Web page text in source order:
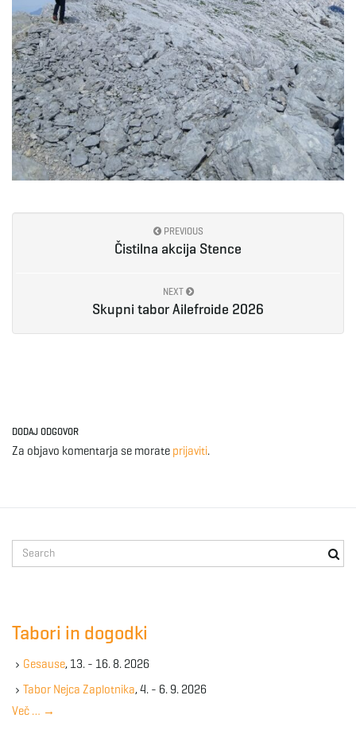
PREVIOUS
Čistilna akcija Stence
NEXT
Skupni tabor Ailefroide 2026
DODAJ ODGOVOR
Za objavo komentarja se morate prijaviti.
e
e
y
w
Tabori in dogodki
Gesause, 13. - 16. 8. 2026
Tabor Nejca Zaplotnika, 4. - 6. 9. 2026
Več … →